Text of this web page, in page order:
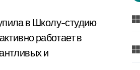
в Школу-студию
работает в
и